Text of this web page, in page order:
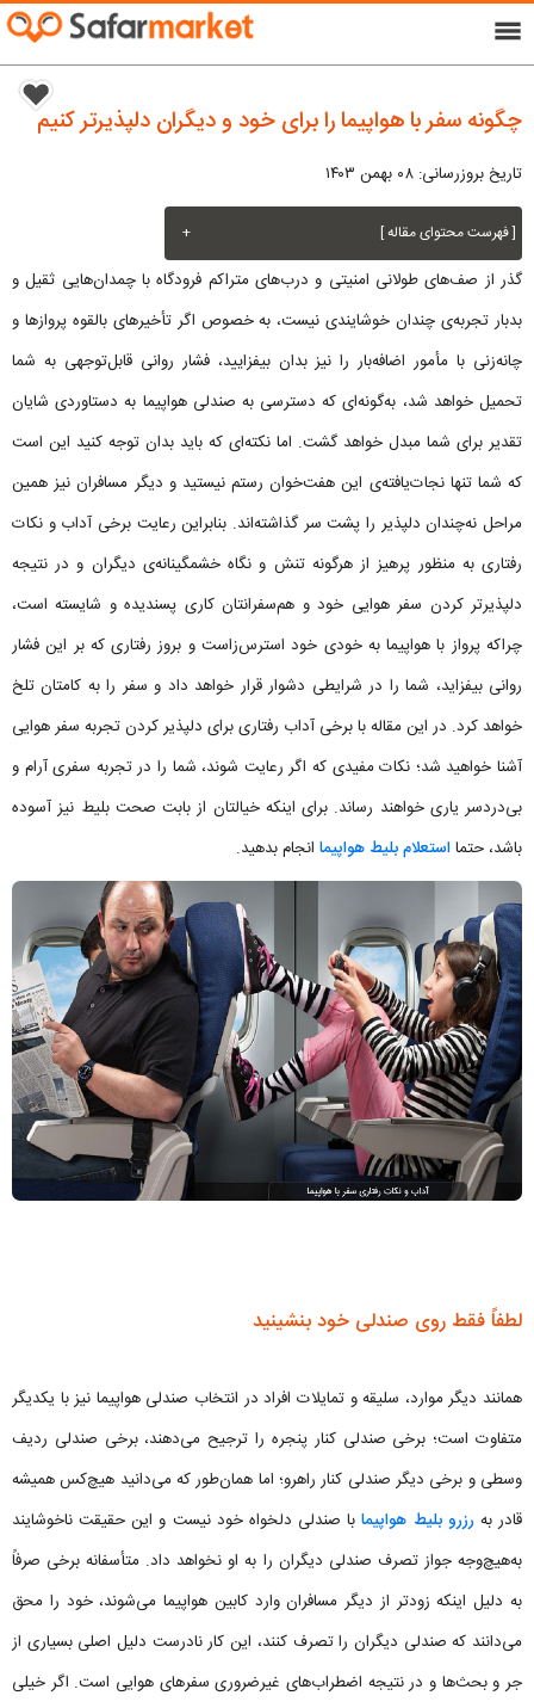
menu
چگونه سفر با هواپیما را برای خود و دیگران دلپذیرتر کنیم
تاریخ بروزرسانی: ۰۸ بهمن ۱۴۰۳
[ فهرست محتوای مقاله ] +
گذر از صف‌های طولانی امنیتی و درب‌های متراکم فرودگاه با چمدان‌هایی ثقیل و
بدبار تجربه‌ی چندان خوشایندی نیست، به خصوص اگر تأخیرهای بالقوه پروازها و
چانه‌زنی با مأمور اضافه‌بار را نیز بدان بیفزایید، فشار روانی قابل‌توجهی به شما
تحمیل خواهد شد، به‌گونه‌ای که دسترسی به صندلی هواپیما به دستاوردی شایان
تقدیر برای شما مبدل خواهد گشت. اما نکته‌ای که باید بدان توجه کنید این است
که شما تنها نجات‌یافته‌ی این هفت‌خوان رستم نیستید و دیگر مسافران نیز همین
مراحل نه‌چندان دلپذیر را پشت سر گذاشته‌اند. بنابراین رعایت برخی آداب و نکات
رفتاری به منظور پرهیز از هرگونه تنش و نگاه‌ خشمگینانه‌ی دیگران و در نتیجه
دلپذیرتر کردن سفر هوایی خود و هم‌سفرانتان کاری پسندیده و شایسته است،
چراکه پرواز با هواپیما به خودی‌ خود استرس‌زاست و بروز رفتاری که بر این فشار
روانی بیفزاید، شما را در شرایطی دشوار قرار خواهد داد و سفر را به کامتان تلخ
خواهد کرد. در این مقاله با برخی آداب رفتاری برای دلپذیر کردن تجربه سفر هوایی
آشنا خواهید شد؛ نکات مفیدی که اگر رعایت شوند، شما را در تجربه سفری آرام و
بی‌دردسر یاری خواهند رساند. برای اینکه خیالتان از بابت صحت بلیط نیز آسوده
باشد، حتمااستعلام بلیط هواپیما انجام بدهید.
لطفاً فقط روی صندلی خود بنشینید
همانند دیگر موارد، سلیقه و تمایلات‌ افراد در انتخاب صندلی هواپیما نیز با یکدیگر
متفاوت است؛ برخی صندلی‌ کنار پنجره را ترجیح می‌دهند، برخی صندلی‌ ردیف
وسطی و برخی دیگر صندلی‌ کنار راهرو؛ اما همان‌طور که می‌دانید هیچ‌کس همیشه
قادر به رزرو بلیط هواپیمابا صندلی دلخواه خود نیست و این حقیقت ناخوشایند
به‌هیچ‌وجه جواز تصرف صندلی دیگران را به او نخواهد داد. متأسفانه برخی صرفاً
به دلیل اینکه زودتر از دیگر مسافران وارد کابین هواپیما می‌شوند، خود را محق
می‌دانند که صندلی دیگران را تصرف کنند، این کار نادرست دلیل اصلی بسیاری از
جر و بحث‌ها و در نتیجه اضطراب‌های غیرضروری سفرهای هوایی است. اگر خیلی